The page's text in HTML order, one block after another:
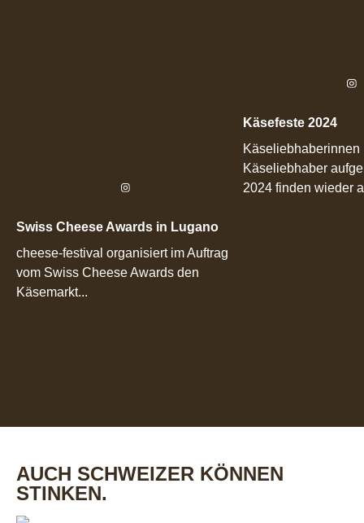
Swiss Cheese Awards in Lugano
cheese-festival organisiert im Auftrag
vom Swiss Cheese Awards den
Käsemarkt...
Käsefeste 2024
Käseliebhaberinnen
Käseliebhaber
2024 finden wieder
AUCH SCHWEIZER KÖNNEN
STINKEN.